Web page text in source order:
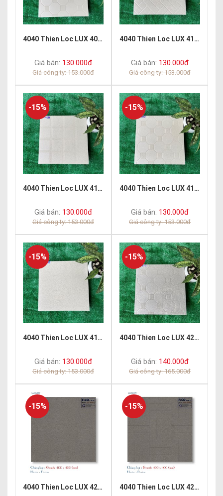
4040 Thien Loc LUX 4010
Giá bán: 130.000đ
Giá công ty: 153.000đ
4040 Thien Loc LUX 4101
Giá bán: 130.000đ
Giá công ty: 153.000đ
-15%
4040 Thien Loc LUX 4108
Giá bán: 130.000đ
Giá công ty: 153.000đ
-15%
4040 Thien Loc LUX 4110
Giá bán: 130.000đ
Giá công ty: 153.000đ
-15%
4040 Thien Loc LUX 4100
Giá bán: 130.000đ
Giá công ty: 153.000đ
-15%
4040 Thien Loc LUX 4210
Giá bán: 140.000đ
Giá công ty: 165.000đ
-15%
4040 Thien Loc LUX 4202
-15%
4040 Thien Loc LUX 4209